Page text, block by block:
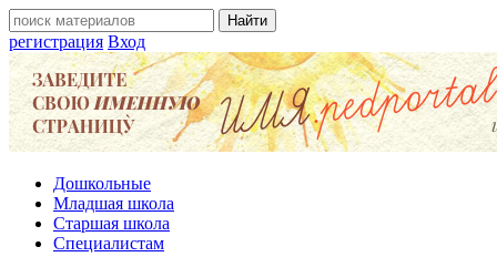
регистрация Вход
Дошкольные
Младшая школа
Старшая школа
Специалистам